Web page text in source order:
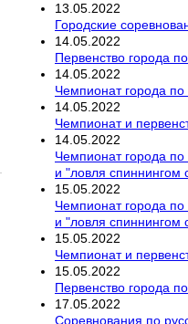
13 05 2022
Городские
14 05 2022
Первенство города
14 05 2022
Чемпионат города по
14 05 2022
Чемпионат и
14 05 2022
Чемпионат города
и "ловля спиннингом
15 05 2022
Чемпионат города
и "ловля спиннингом
15 05 2022
Чемпионат и
15 05 2022
Первенство города
17 05 2022
Соревнования по